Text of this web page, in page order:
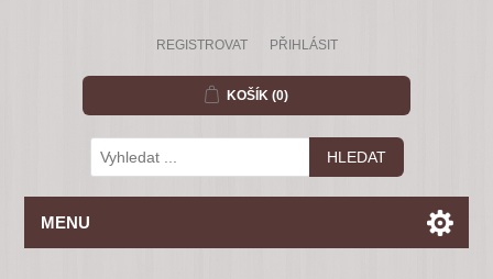
REGISTROVAT PŘIHLÁSIT
KOŠÍK (0)
MENU